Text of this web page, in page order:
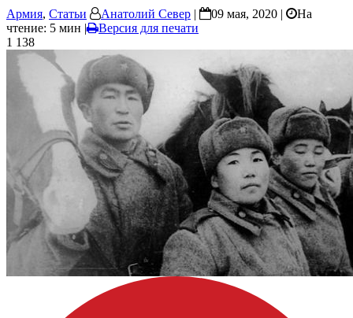
Армия, Статьи Анатолий Север | 09 мая, 2020 |
На
чтение: 5 мин |
Версия для печати
1 138